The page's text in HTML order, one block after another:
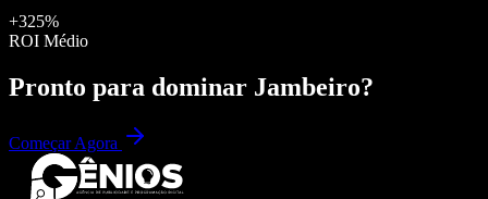
+325%
ROI Médio
Pronto para dominar Jambeiro?
Começar Agora